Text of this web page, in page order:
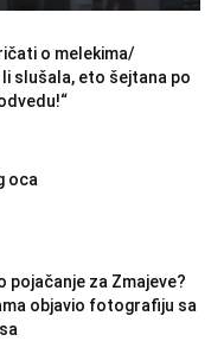
o melekima/
slušala, eto šejtana po
oca
pojačanje za Zmajeve?
objavio fotografiju sa